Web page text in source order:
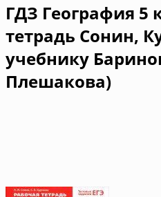
ГДЗ География 5
тетрадь Сонин,
учебнику
Плешакова)